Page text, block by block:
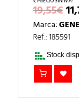
19,55€EL
Marca:
Ref.: 185591
Stock